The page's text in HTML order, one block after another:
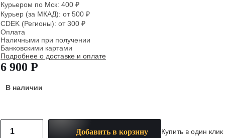
Курьером по Мск: 400 ₽
Курьер (за МКАД): от 500 ₽
CDEK (Регионы): от 300 ₽
Оплата
Наличными при получении
Банковскими картами
Подробнее о доставке и оплате
6 900 Р
В наличии
Добавить в корзину Купить в один клик